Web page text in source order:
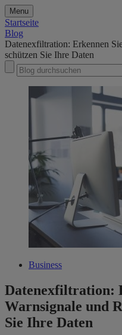
Menu
Startseite
Blog
Datenexfiltration: Erkennen
schützen Sie Ihre Daten
Business
Datenexfiltration:
Warnsignale und
Sie Ihre Daten